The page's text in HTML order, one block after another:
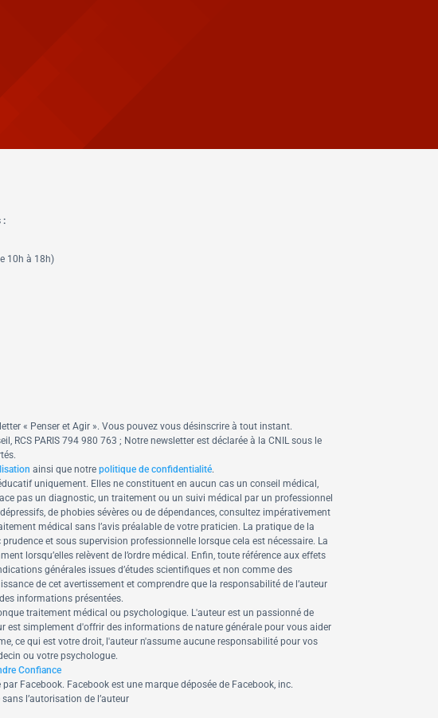
:
10h à 18h)
« Penser et Agir ». Vous pouvez vous désinscrire à tout instant.
RCS PARIS 794 980 763 ; Notre newsletter est déclarée à la CNIL sous le
ainsi que notre politique de confidentialité.
uniquement. Elles ne constituent en aucun cas un conseil médical,
pas un diagnostic, un traitement ou un suivi médical par un professionnel
de phobies sévères ou de dépendances, consultez impérativement
médical sans l’avis préalable de votre praticien. La pratique de la
et sous supervision professionnelle lorsque cela est nécessaire. La
lorsqu’elles relèvent de l’ordre médical. Enfin, toute référence aux effets
générales issues d’études scientifiques et non comme des
de cet avertissement et comprendre que la responsabilité de l’auteur
informations présentées.
traitement médical ou psychologique. L'auteur est un passionné de
est simplement d'offrir des informations de nature générale pour vous aider
ce qui est votre droit, l'auteur n'assume aucune responsabilité pour vos
ou votre psychologue.
Confiance
Facebook. Facebook est une marque déposée de Facebook, inc.
l’autorisation de l’auteur